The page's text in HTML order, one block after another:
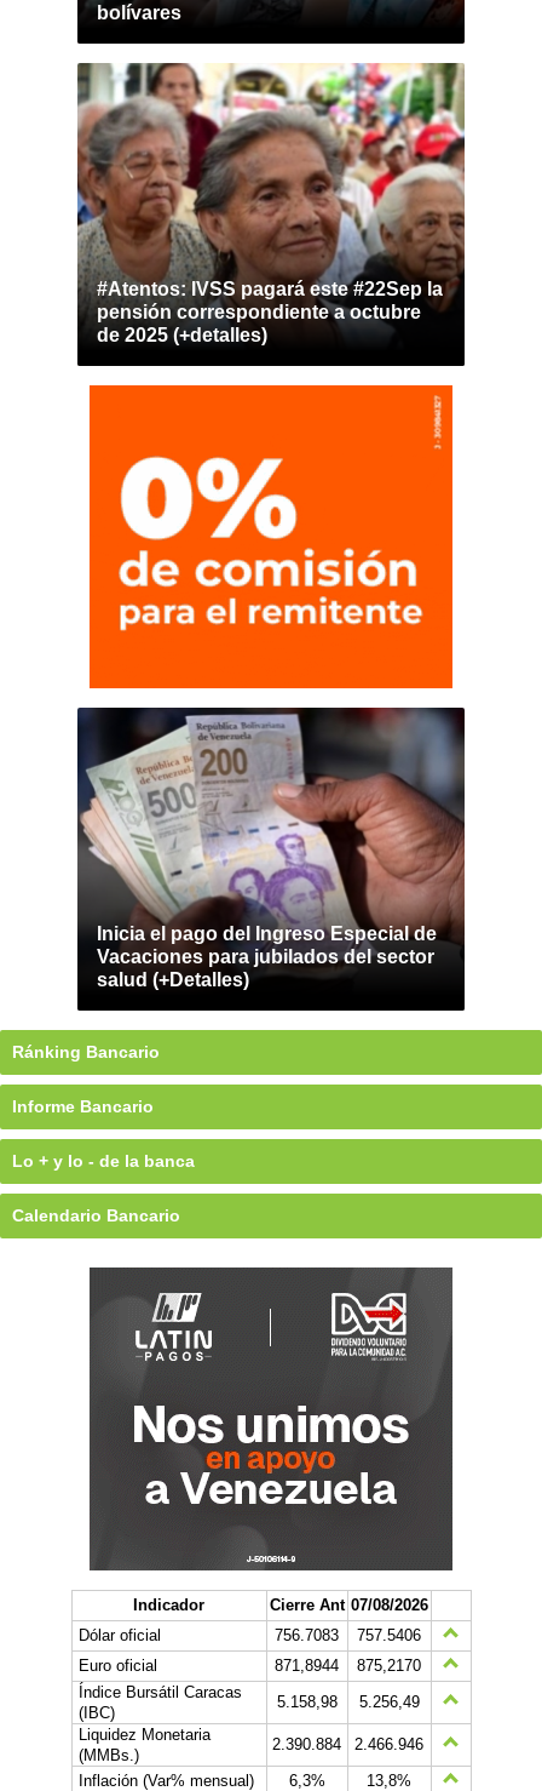
bolívares
#Atentos: IVSS pagará este #22Sep la
pensión correspondiente a octubre
de 2025 (+detalles)
Inicia el pago del Ingreso Especial de
Vacaciones para jubilados del sector
salud (+Detalles)
Ránking Bancario
Informe Bancario
Lo + y lo - de la banca
Calendario Bancario
Indicador Cierre Ant 07/08/2026
Dólar oficial
756.7083
757.5406
Euro oficial
871,8944
875,2170
Índice Bursátil Caracas
(IBC)
5.158,98
5.256,49
Liquidez Monetaria
(MMBs.)
2.390.884
2.466.946
Inflación (Var% mensual)
6,3%
13,8%